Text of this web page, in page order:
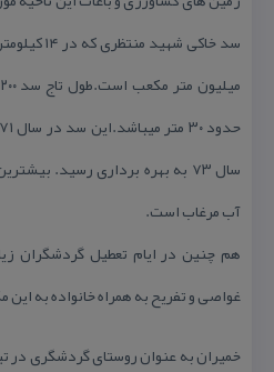
سال ۷۳ به بهره برداری رسید.
آب مرغاب است.
هم چنین در ایام تعطیل گردشگران
غواصی و تفریح به همراه خانواده به این
خمیران به عنوان روستای گردشگری در